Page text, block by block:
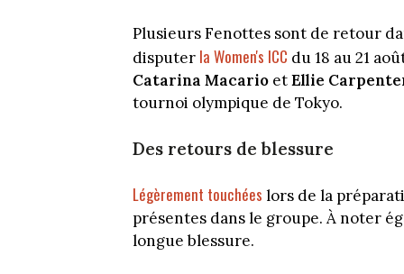
Plusieurs Fenottes sont de retour
disputer la Women's ICC du 18 au 21
Catarina Macario etEllie
tournoi olympique de Tokyo.
Des retours de blessure
Légèrement touchées lors de la
présentes dans le groupe. À noter
longue blessure.